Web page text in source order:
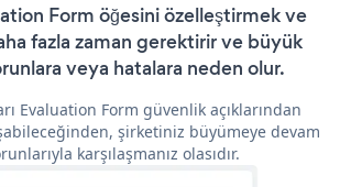
Form öğesini özelleştirmek ve
fazla zaman gerektirir ve büyük
veya hatalara neden olur.
Evaluation Form güvenlik açıklarından
şirketiniz büyümeye devam
karşılaşmanız olasıdır.